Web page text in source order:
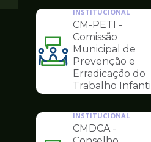
Ilustração
da
pagina
de
Conselhos
INSTITUCIONAL
CM-PETI -
Comissão
Municipal de
Prevenção e
Erradicação do
Trabalho Infantil
INSTITUCIONAL
CMDCA -